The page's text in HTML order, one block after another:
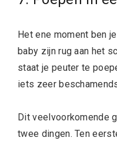
Het ene moment ben
baby zijn rug aan het
staat je peuter te
iets zeer
Dit veelvoorkomende
twee dingen. Ten